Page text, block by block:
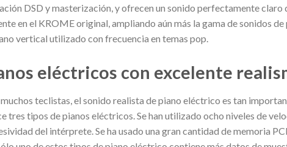
DSD y masterización, y ofrecen un sonido perfectamente claro
en el KROME original, ampliando aún más la gama de sonidos
vertical utilizado con frecuencia en temas pop.
eléctricos con excelente
teclistas, el sonido realista de piano eléctrico es tan
tres tipos de pianos eléctricos. Se han utilizado ocho niveles de
del intérprete. Se ha usado una gran cantidad de memoria